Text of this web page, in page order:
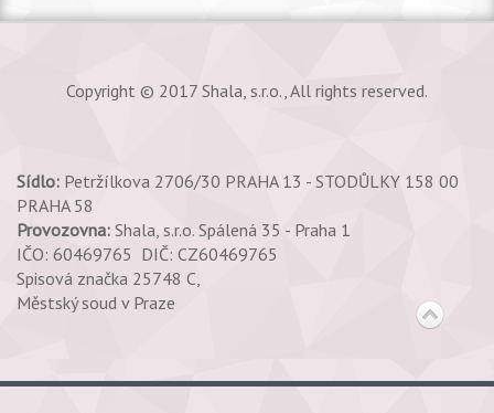
Copyright © 2017 Shala, s.r.o., All rights reserved.
Sídlo: Petržílkova 2706/30 PRAHA 13 - STODŮLKY 158 00
PRAHA 58
Provozovna: Shala, s.r.o. Spálená 35 - Praha 1
IČO: 60469765 DIČ: CZ60469765
Spisová značka 25748 C,
Městský soud v Praze